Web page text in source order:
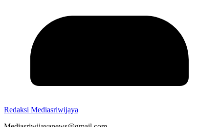
Redaksi Mediasriwijaya